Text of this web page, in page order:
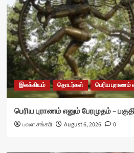
இலக்கியம் தொடர்கள் பெரிய புராணம்
பெரிய புராணம் எனும் பேரமுதம் –
பவள சங்கரி August 6, 2026 0